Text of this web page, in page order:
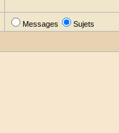
Messages Sujets